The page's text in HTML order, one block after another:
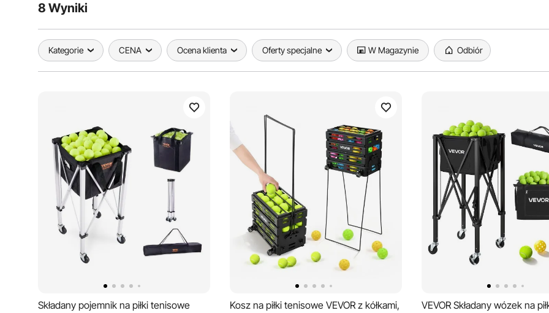
8 Wyniki
Kategorie CENA Ocena klienta Oferty specjalne W Magazynie Odbiór
Składany pojemnik na piłki tenisowe
Kosz na piłki tenisowe VEVOR z kółkami,
VEVOR Składany wózek na